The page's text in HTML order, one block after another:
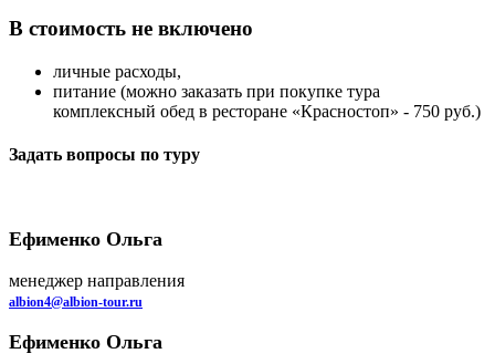
В стоимость не включено
личные расходы,
питание (можно заказать при покупке тура
комплексный обед в ресторане «Красностоп» - 750 руб.)
Задать вопросы по туру
Ефименко Ольга
менеджер направления
albion4@albion-tour.ru
Ефименко Ольга